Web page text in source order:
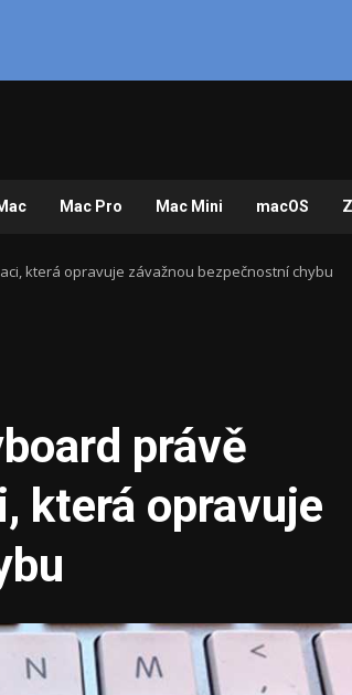
Mac Pro Mac Mini macOS
která opravuje závažnou bezpečnostní chybu
právě
která opravuje